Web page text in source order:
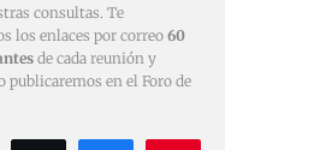
consultas. Te
los enlaces por correo 60
de cada reunión y
publicaremos en el Foro de